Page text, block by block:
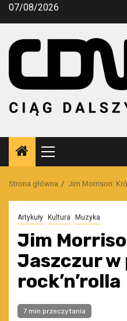
Przejdź
07/08/2026
Menu
główne
Strona główna Jim Morrison:
Artykuły Kultura Muzyka
Jim
Jaszczur w
rock’n’rolla
7 min przeczytania